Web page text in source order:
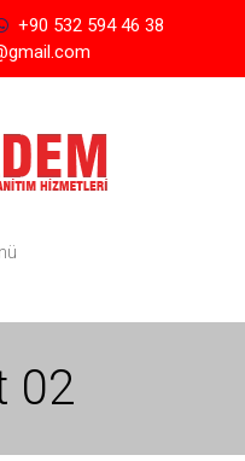
+90 532 594 46 38
02